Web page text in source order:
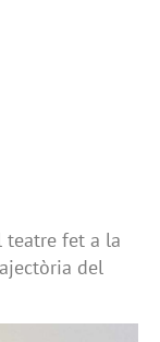
fet a la
del